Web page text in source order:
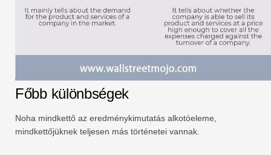
Főbb különbségek
Noha mindkettő az eredménykimutatás alkotóeleme,
mindkettőjüknek teljesen más történetei vannak.